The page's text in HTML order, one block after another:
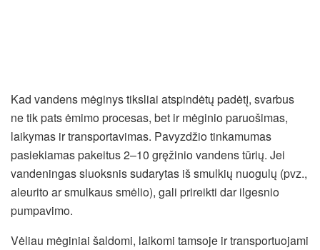
Kad vandens mėginys tiksliai atspindėtų padėtį, svarbus
ne tik pats ėmimo procesas, bet ir mėginio paruošimas,
laikymas ir transportavimas. Pavyzdžio tinkamumas
pasiekiamas pakeitus 2–10 gręžinio vandens tūrių. Jei
vandeningas sluoksnis sudarytas iš smulkių nuogulų (pvz.,
aleurito ar smulkaus smėlio), gali prireikti dar ilgesnio
pumpavimo.
Vėliau mėginiai šaldomi, laikomi tamsoje ir transportuojami